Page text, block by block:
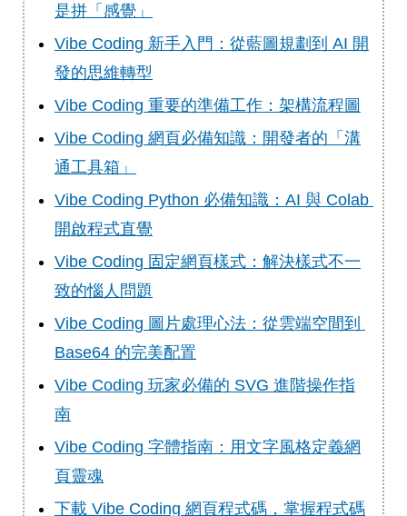
是拼「感覺」
Vibe Coding 新手入門：從藍圖規劃到 AI 開
發的思維轉型
Vibe Coding 重要的準備工作：架構流程圖
Vibe Coding 網頁必備知識：開發者的「溝
通工具箱」
Vibe Coding Python 必備知識：AI 與 Colab
開啟程式直覺
Vibe Coding 固定網頁樣式：解決樣式不一
致的惱人問題
Vibe Coding 圖片處理心法：從雲端空間到
Base64 的完美配置
Vibe Coding 玩家必備的 SVG 進階操作指
南
Vibe Coding 字體指南：用文字風格定義網
頁靈魂
下載 Vibe Coding 網頁程式碼，掌握程式碼